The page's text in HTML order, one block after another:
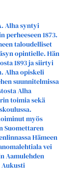
Alha syntyi
1873.
taloudelliset
opintielle. Hän
1893 ja siirtyi
Alha opiskeli
suunnitelmissa
Alha
toimia sekä
myös
Suomettaren
Hämeen
vei
Aamulehden